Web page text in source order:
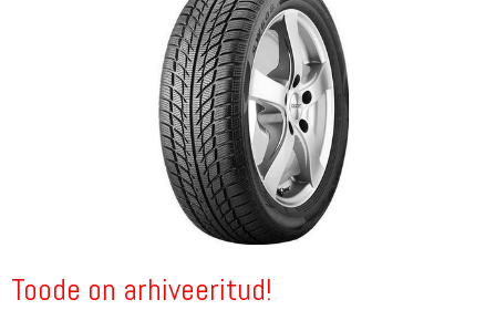
Toode on arhiveeritud!